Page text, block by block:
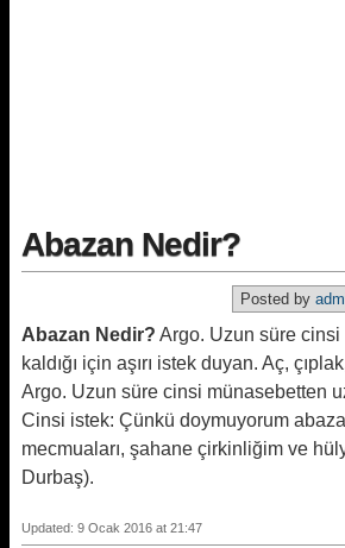
Abazan Nedir?
Posted by
Abazan Nedir? Argo. Uzun süre
kaldığı için aşırı istek duyan. Aç,
Argo. Uzun süre cinsi münasebetten
Cinsi istek: Çünkü doymuyorum
mecmuaları, şahane çirkinliğim ve
Durbaş).
Updated: 9 Ocak 2016 at 21:47